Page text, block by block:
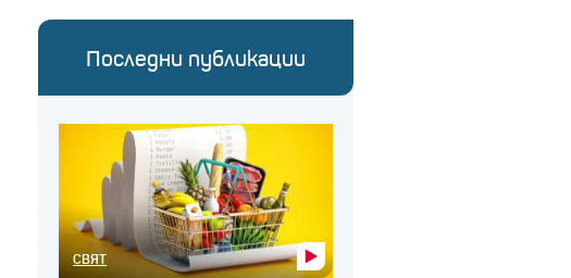
Последни публикации
СВЯТ